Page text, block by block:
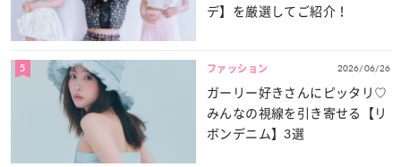
デ】を厳選してご紹介！
5 ファッション 2026/06/26
ガーリー好きさんにピッタリ♡
みんなの視線を引き寄せる【リ
ボンデニム】3選